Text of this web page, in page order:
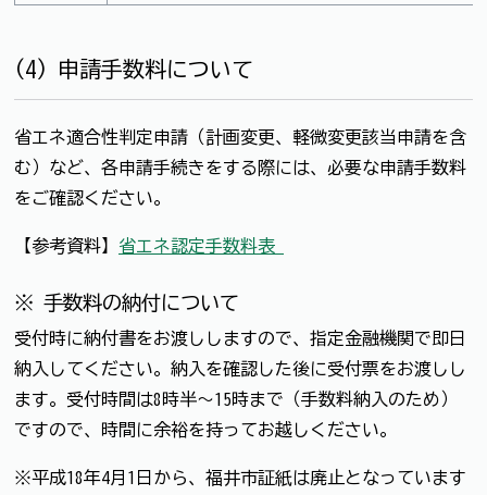
(4) 申請手数料について
省エネ適合性判定申請（計画変更、軽微変更該当申請を含
む）など、各申請手続きをする際には、必要な申請手数料
をご確認ください。
【参考資料】 省エネ認定手数料表
※ 手数料の納付について
受付時に納付書をお渡ししますので、指定金融機関で即日
納入してください。納入を確認した後に受付票をお渡しし
ます。受付時間は8時半～15時まで（手数料納入のため）
ですので、時間に余裕を持ってお越しください。
※平成18年4月1日から、福井市証紙は廃止となっています